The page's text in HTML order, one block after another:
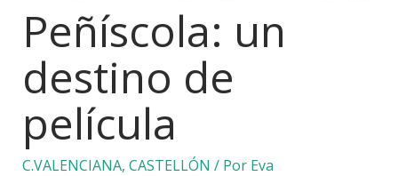
Peñíscola: un
destino de
película
C.VALENCIANA, CASTELLÓN / Por Eva